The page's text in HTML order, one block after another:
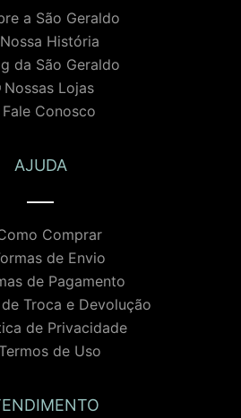
a São Geraldo
Nossa História
da São Geraldo
Nossas Lojas
Fale Conosco
AJUDA
Comprar
de Envio
de Pagamento
Troca e Devolução
de Privacidade
Termos de Uso